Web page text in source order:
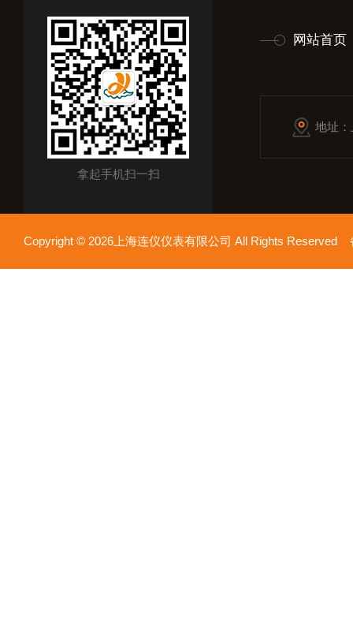
拿起手机扫一扫
网站首页
地址
Copyright © 2026上海连仪仪表有限公司 All Rights Reserved